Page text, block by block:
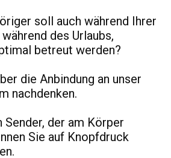
soll auch während Ihrer
des Urlaubs,
betreut werden?
die Anbindung an unser
nachdenken.
Sender, der am Körper
Sie auf Knopfdruck